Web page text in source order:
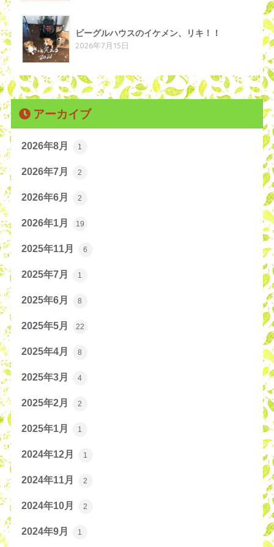
ビーグルハウスのイケメン、リキ！！
2026年7月15日
アーカイブ
2026年8月 1
2026年7月 2
2026年6月 2
2026年1月 19
2025年11月 6
2025年7月 1
2025年6月 8
2025年5月 22
2025年4月 8
2025年3月 4
2025年2月 2
2025年1月 1
2024年12月 1
2024年11月 2
2024年10月 2
2024年9月 1